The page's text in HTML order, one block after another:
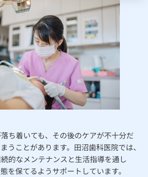
ち着いても、その後のケアが不十分だ
うことがあります。田沼歯科医院では、
的なメンテナンスと生活指導を通し
を保てるようサポートしています。